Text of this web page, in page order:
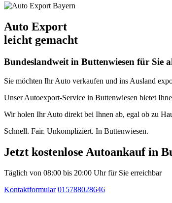
Auto Export
leicht gemacht
Bundeslandweit in Buttenwiesen für Sie
Sie möchten Ihr Auto verkaufen und ins Ausland
Unser Autoexport-Service in Buttenwiesen bietet
Wir holen Ihr Auto direkt bei Ihnen ab, egal ob zu
Schnell. Fair. Unkompliziert. In Buttenwiesen.
Jetzt kostenlose Autoankauf in
Täglich von 08:00 bis 20:00 Uhr für Sie erreichbar
Kontaktformular 015788028646